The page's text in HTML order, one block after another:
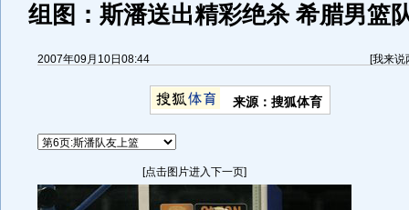
组图：斯潘送出精彩绝杀 希腊男篮
2007年09月10日08:44 [我来说
来源：搜狐体育
[点击图片进入下一页]